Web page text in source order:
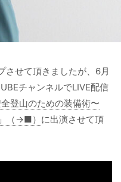
させて頂きましたが、6月
チャンネルでLIVE配信
登山のための装備術〜
（→■） に出演させて頂